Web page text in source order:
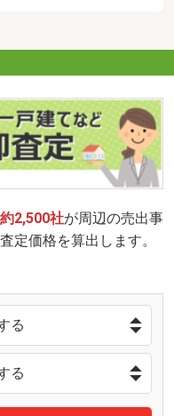
2,500社が周辺の売出事
定価格を算出します。